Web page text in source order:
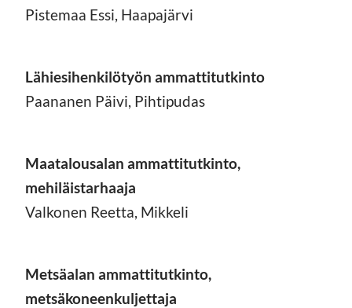
Pistemaa Essi, Haapajärvi
Lähiesihenkilötyön ammattitutkinto
Paananen Päivi, Pihtipudas
Maatalousalan ammattitutkinto,
mehiläistarhaaja
Valkonen Reetta, Mikkeli
Metsäalan ammattitutkinto,
metsäkoneenkuljettaja